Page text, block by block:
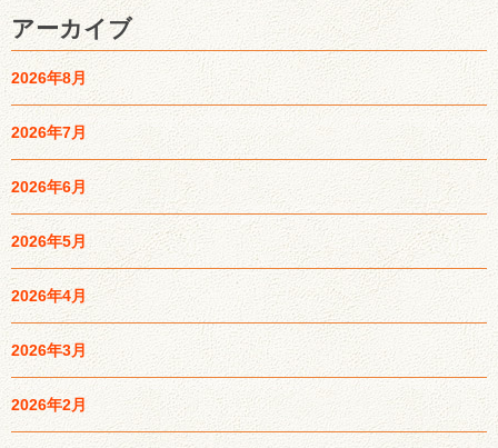
アーカイブ
2026年8月
2026年7月
2026年6月
2026年5月
2026年4月
2026年3月
2026年2月